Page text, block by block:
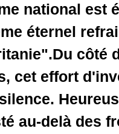
national est
éternel
côté
cet effort
au-delà des